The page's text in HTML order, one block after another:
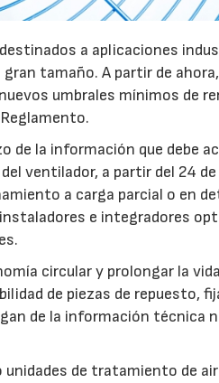
a aplicaciones
tamaño. A partir de
umbrales mínimos de
de la información que debe
ventilador, a partir del 24
a carga parcial o en
e integradores
circular y prolongar la
de piezas de repuesto,
de la información técnica
de tratamiento de